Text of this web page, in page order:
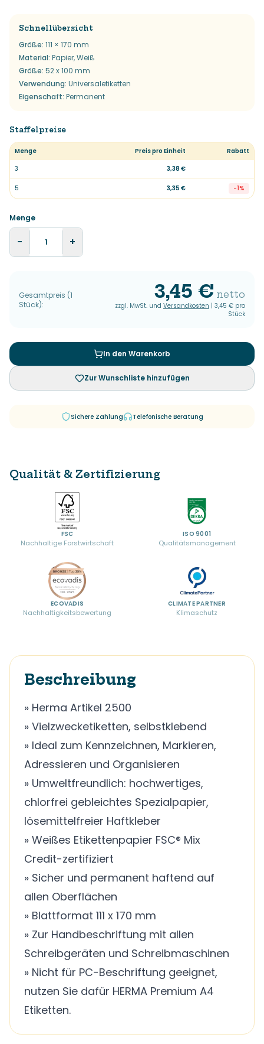
Schnellübersicht
Größe: 111 × 170 mm
Material: Papier, Weiß
Größe: 52 x 100 mm
Verwendung: Universaletiketten
Eigenschaft: Permanent
Staffelpreise
Menge Preis pro Einheit
Rabatt
3
3,38 €
5 3,35 € -1%
Menge
− +
Gesamtpreis (1
Stück):
3,45 € netto
zzgl. MwSt. und Versandkosten | 3,45 € pro
Stück
In den Warenkorb
Zur Wunschliste hinzufügen
Sichere Zahlung Telefonische Beratung
Qualität & Zertifizierung
FSC
Nachhaltige Forstwirtschaft
ISO 9001
Qualitätsmanagement
ECOVADIS
Nachhaltigkeitsbewertung
CLIMATE PARTNER
Klimaschutz
Beschreibung
» Herma Artikel 2500
» Vielzwecketiketten, selbstklebend
» Ideal zum Kennzeichnen, Markieren,
Adressieren und Organisieren
» Umweltfreundlich: hochwertiges,
chlorfrei gebleichtes Spezialpapier,
lösemittelfreier Haftkleber
» Weißes Etikettenpapier FSC® Mix
Credit-zertifiziert
» Sicher und permanent haftend auf
allen Oberflächen
» Blattformat 111 x 170 mm
» Zur Handbeschriftung mit allen
Schreibgeräten und Schreibmaschinen
» Nicht für PC-Beschriftung geeignet,
nutzen Sie dafür HERMA Premium A4
Etiketten.